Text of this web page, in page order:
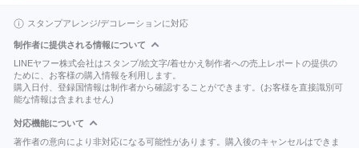
スタンプアレンジ/デコレーションに対応
制作者に提供される情報について
LINEヤフー株式会社はスタンプ/絵文字/着せかえ制作者への売上レポートの提供の
ために、お客様の購入情報を利用します。
購入日付、登録国情報は制作者から確認することができます。(お客様を直接識別可
能な情報は含まれません)
対応機能について
著作者の意向により非対応になる可能性があります。購入後のキャンセルはできま